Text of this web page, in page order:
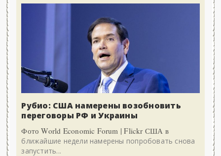
Рубио: США намерены возобновить
переговоры РФ и Украины
Фото World Economic Forum | Flickr США в
ближайшие недели намерены попробовать снова
запустить...